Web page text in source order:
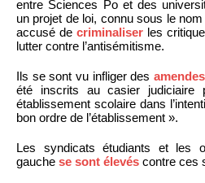
entre Sciences Po et des
un projet de loi, connu sous le
accusé de criminaliser les
lutter contre l’antisémitisme.
Ils se sont vu infliger des amendes
été inscrits au casier judiciaire
établissement scolaire dans
bon ordre de l’établissement ».
Les syndicats étudiants et les
gauche se sont élevés contre ces